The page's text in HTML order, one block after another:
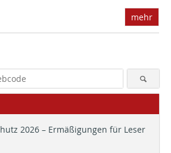
mehr
2026 – Ermäßigungen für Leser